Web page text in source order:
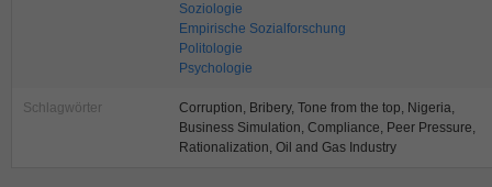
Soziologie
Empirische Sozialforschung
Politologie
Psychologie
Schlagwörter
Corruption, Bribery, Tone from the top, Nigeria,
Business Simulation, Compliance, Peer Pressure,
Rationalization, Oil and Gas Industry